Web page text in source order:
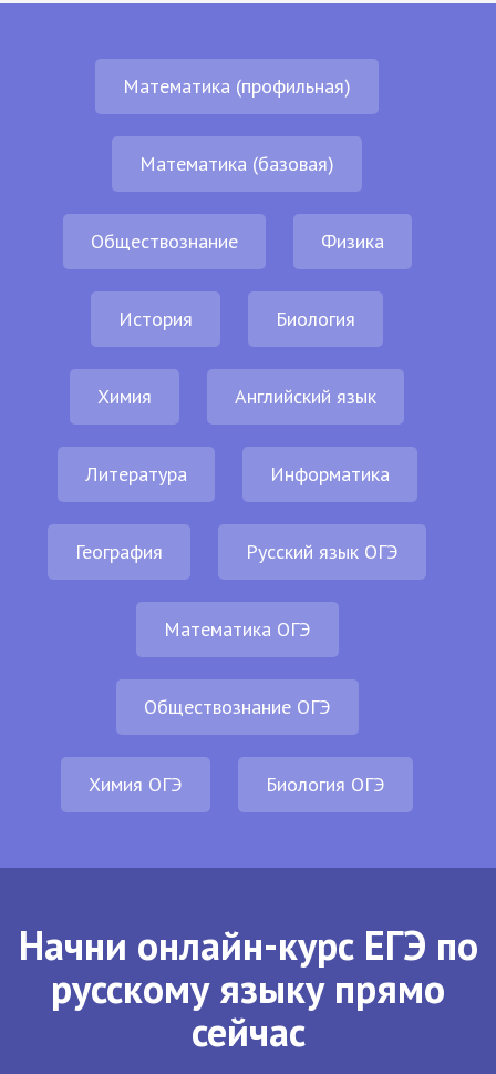
Математика (профильная)
Математика (базовая)
Обществознание Физика
История Биология
Химия Английский язык
Литература Информатика
География Русский язык ОГЭ
Математика ОГЭ
Обществознание ОГЭ
Химия ОГЭ Биология ОГЭ
Начни онлайн-курс ЕГЭ по
русскому языку прямо
сейчас